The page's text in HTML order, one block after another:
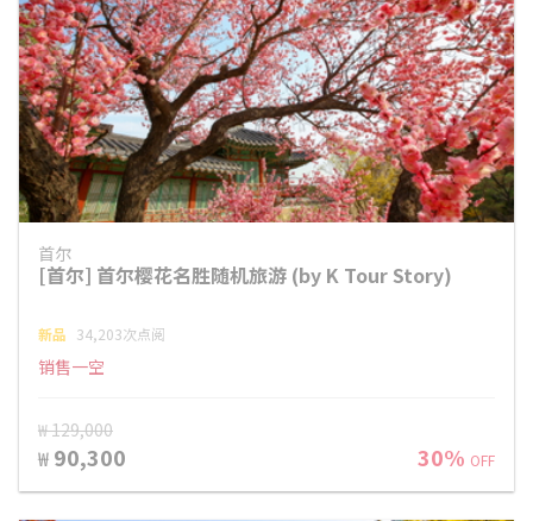
首尔
[首尔] 首尔樱花名胜随机旅游 (by K Tour Story)
新品 34,203次点阅
销售一空
₩ 129,000
₩ 90,300 30% OFF